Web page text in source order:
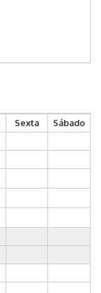
Sexta
Sábado